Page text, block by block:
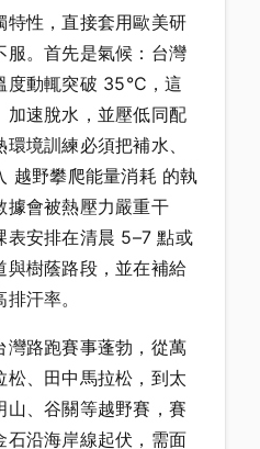
特性，直接套用歐美研
服。首先是氣候：台灣
度動輒突破 35°C，這
加速脫水，並壓低同配
境訓練必須把補水、
越野攀爬能量消耗 的執
據會被熱壓力嚴重干
表安排在清晨 5–7 點或
與樹蔭路段，並在補給
汗率。
灣路跑賽事蓬勃，從萬
、田中馬拉松，到太
、谷關等越野賽，賽
石沿海岸線起伏，需面